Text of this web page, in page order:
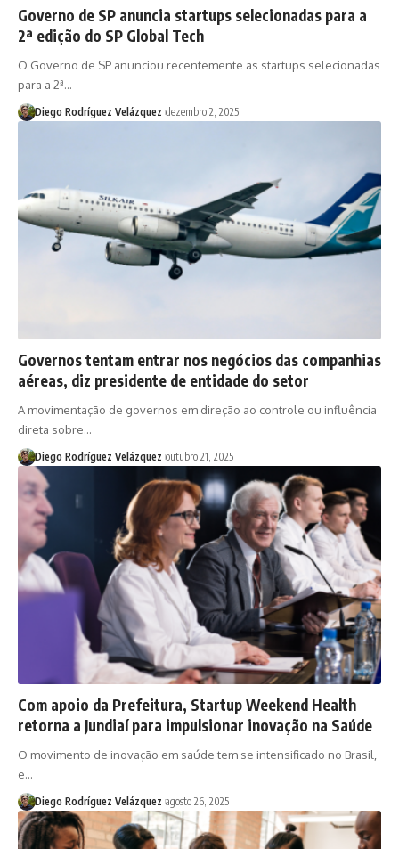
Governo de SP anuncia startups selecionadas para a
2ª edição do SP Global Tech
O Governo de SP anunciou recentemente as startups selecionadas
para a 2ª…
Diego Rodríguez Velázquez dezembro 2, 2025
Governos tentam entrar nos negócios das companhias
aéreas, diz presidente de entidade do setor
A movimentação de governos em direção ao controle ou influência
direta sobre…
Diego Rodríguez Velázquez outubro 21, 2025
Com apoio da Prefeitura, Startup Weekend Health
retorna a Jundiaí para impulsionar inovação na Saúde
O movimento de inovação em saúde tem se intensificado no Brasil,
e…
Diego Rodríguez Velázquez agosto 26, 2025